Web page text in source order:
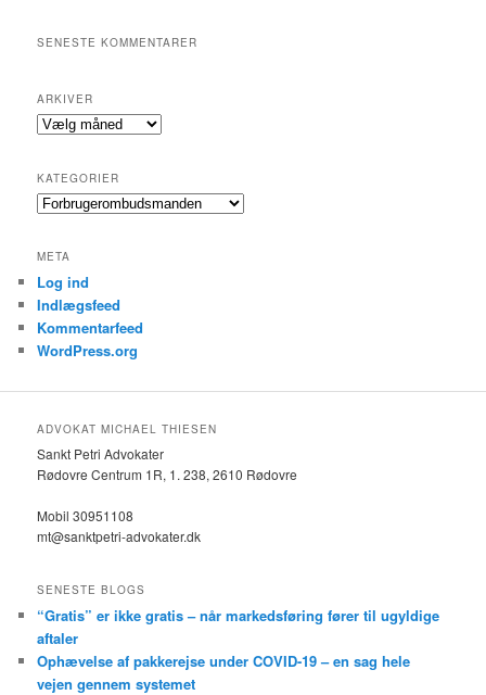
SENESTE KOMMENTARER
ARKIVER
Arkiver
KATEGORIER
Kategorier
META
Log ind
Indlægsfeed
Kommentarfeed
WordPress.org
ADVOKAT MICHAEL THIESEN
Sankt Petri Advokater
Rødovre Centrum 1R, 1. 238, 2610 Rødovre
Mobil 30951108
mt@sanktpetri-advokater.dk
SENESTE BLOGS
“Gratis” er ikke gratis – når markedsføring fører til ugyldige
aftaler
Ophævelse af pakkerejse under COVID-19 – en sag hele
vejen gennem systemet